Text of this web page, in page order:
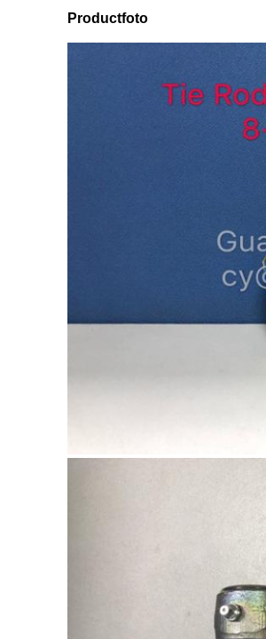
Productfoto